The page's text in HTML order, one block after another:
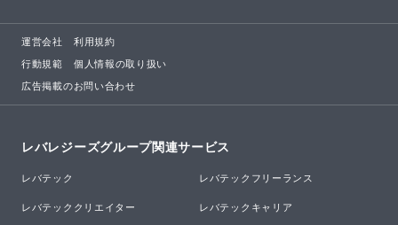
運営会社 利用規約
行動規範 個人情報の取り扱い
広告掲載のお問い合わせ
レバレジーズグループ関連サービス
レバテック レバテックフリーランス
レバテッククリエイター レバテックキャリア